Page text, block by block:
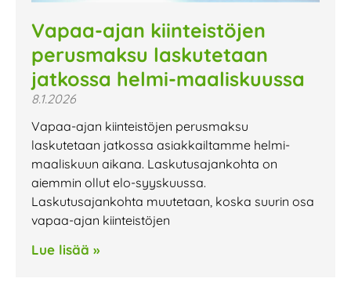
Vapaa-ajan kiinteistöjen
perusmaksu laskutetaan
jatkossa helmi-maaliskuussa
8.1.2026
Vapaa-ajan kiinteistöjen perusmaksu
laskutetaan jatkossa asiakkailtamme helmi-
maaliskuun aikana. Laskutusajankohta on
aiemmin ollut elo-syyskuussa.
Laskutusajankohta muutetaan, koska suurin osa
vapaa-ajan kiinteistöjen
Lue lisää »